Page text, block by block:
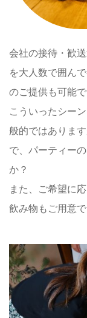
会社の接待・歓
を大人数で囲ん
のご提供も可能で
こういったシー
般的ではありま
で、パーティー
か？
また、ご希望に
飲み物もご用意で